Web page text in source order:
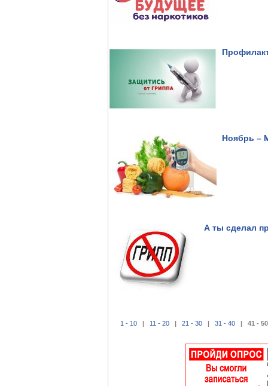
Ноябрь –
А ты сделал
1 - 10 | 11 - 20 | 21 - 30 | 31 - 40 | 41 -